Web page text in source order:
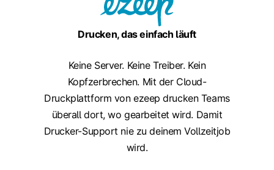
Drucken, das einfach läuft
Keine Server. Keine Treiber. Kein
Kopfzerbrechen. Mit der Cloud-
Druckplattform von ezeep drucken Teams
überall dort, wo gearbeitet wird. Damit
Drucker-Support nie zu deinem Vollzeitjob
wird.